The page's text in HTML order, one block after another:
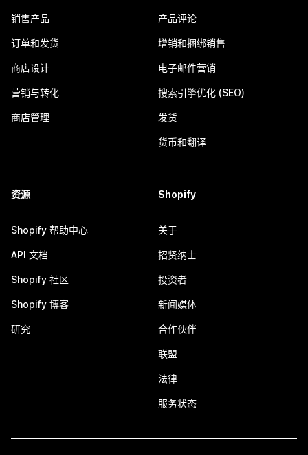
销售产品
订单和发货
商店设计
营销与转化
商店管理
产品评论
增销和捆绑销售
电子邮件营销
搜索引擎优化 (SEO)
发货
货币和翻译
资源
Shopify 帮助中心
API 文档
Shopify 社区
Shopify 博客
研究
Shopify
关于
招贤纳士
投资者
新闻媒体
合作伙伴
联盟
法律
服务状态